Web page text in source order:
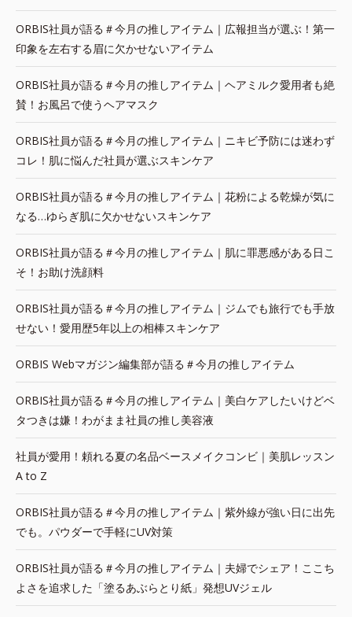
ORBIS社員が語る＃今月の推しアイテム｜広報担当が選ぶ！第一
印象を左右する眉に欠かせないアイテム
ORBIS社員が語る＃今月の推しアイテム｜ヘアミルク愛用者も絶
賛！お風呂で使うヘアマスク
ORBIS社員が語る＃今月の推しアイテム｜ニキビ予防には迷わず
コレ！肌に悩んだ社員が選ぶスキンケア
ORBIS社員が語る＃今月の推しアイテム｜花粉による乾燥が気に
なる…ゆらぎ肌に欠かせないスキンケア
ORBIS社員が語る＃今月の推しアイテム｜肌に罪悪感がある日こ
そ！お助け洗顔料
ORBIS社員が語る＃今月の推しアイテム｜ジムでも旅行でも手放
せない！愛用歴5年以上の相棒スキンケア
ORBIS Webマガジン編集部が語る＃今月の推しアイテム
ORBIS社員が語る＃今月の推しアイテム｜美白ケアしたいけどベ
タつきは嫌！わがまま社員の推し美容液
社員が愛用！頼れる夏の名品ベースメイクコンビ｜美肌レッスン
A to Z
ORBIS社員が語る＃今月の推しアイテム｜紫外線が強い日に出先
でも。パウダーで手軽にUV対策
ORBIS社員が語る＃今月の推しアイテム｜夫婦でシェア！ここち
よさを追求した「塗るあぶらとり紙」発想UVジェル